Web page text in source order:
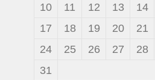
10
11 12 13 14
17
18 19 20 21
24
25 26 27 28
31